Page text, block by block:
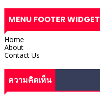
MENU FOOTER WIDGET
Home
About
Contact Us
ความคิดเห็น